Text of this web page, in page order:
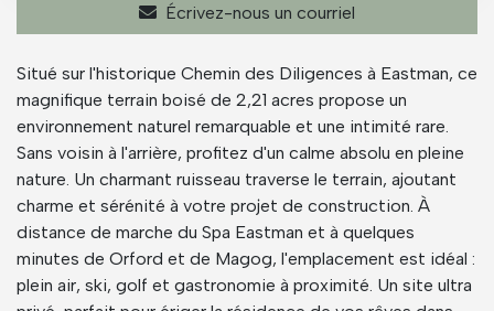
Écrivez-nous un courriel
Situé sur l'historique Chemin des Diligences à Eastman, ce
magnifique terrain boisé de 2,21 acres propose un
environnement naturel remarquable et une intimité rare.
Sans voisin à l'arrière, profitez d'un calme absolu en pleine
nature. Un charmant ruisseau traverse le terrain, ajoutant
charme et sérénité à votre projet de construction. À
distance de marche du Spa Eastman et à quelques
minutes de Orford et de Magog, l'emplacement est idéal :
plein air, ski, golf et gastronomie à proximité. Un site ultra